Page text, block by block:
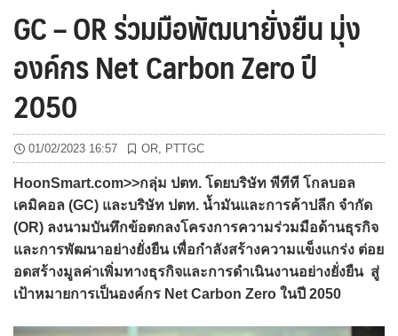
GC – OR ร่วมมือพัฒนายั่งยืน มุ่ง
องค์กร Net Carbon Zero ปี
2050
01/02/2023 16:57 OR PTTGC
HoonSmart.com>>กลุ่ม ปตท. โดยบริษัท พีทีที โกลบอล
เคมิคอล (GC) และบริษัท ปตท. น้ำมันและการค้าปลีก จำกัด
(OR) ลงนามบันทึกข้อตกลงโครงการความร่วมมือด้านธุรกิจ
และการพัฒนาอย่างยั่งยืน เพื่อกำลังสร้างความแข็งแกร่ง ต่อย
อดสร้างมูลค่าเพิ่มทางธุรกิจและการดำเนินงานอย่างยั่งยืน สู่
เป้าหมายการเป็นองค์กร Net Carbon Zero ในปี 2050